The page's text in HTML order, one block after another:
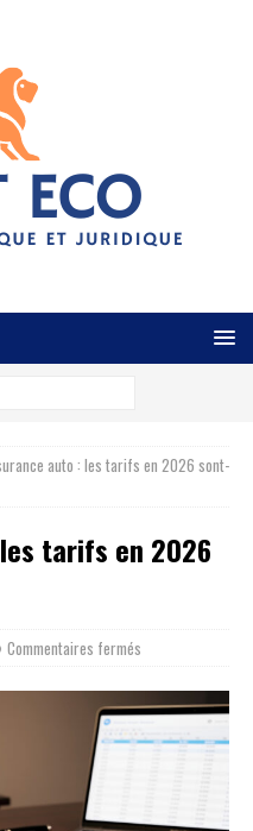
auto : les tarifs en 2026 sont-
tarifs en 2026
Commentaires fermés